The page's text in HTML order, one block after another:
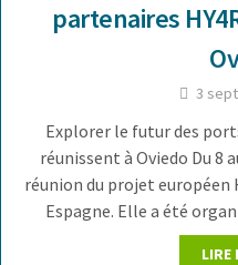
partenaires
3
Explorer le futur des
réunissent à Oviedo Du 8
réunion du projet européen
Espagne. Elle a été
LIRE